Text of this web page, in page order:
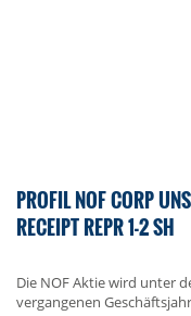
PROFIL NOF CORP
RECEIPT REPR 1-2 SH
Die NOF Aktie wird unter
vergangenen